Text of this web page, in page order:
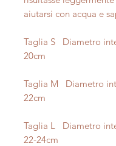
aiutarsi con acqua e
Taglia S Diametro
20cm
Taglia M Diametro
22cm
Taglia L Diametro
22-24cm